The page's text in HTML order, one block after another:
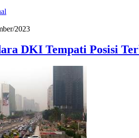
2023
DKI Tempati Posisi